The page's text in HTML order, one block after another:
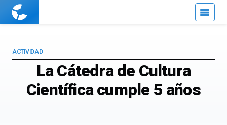
Cuaderno
La Cátedra de Cultura
Científica cumple 5 años
ACTIVIDAD